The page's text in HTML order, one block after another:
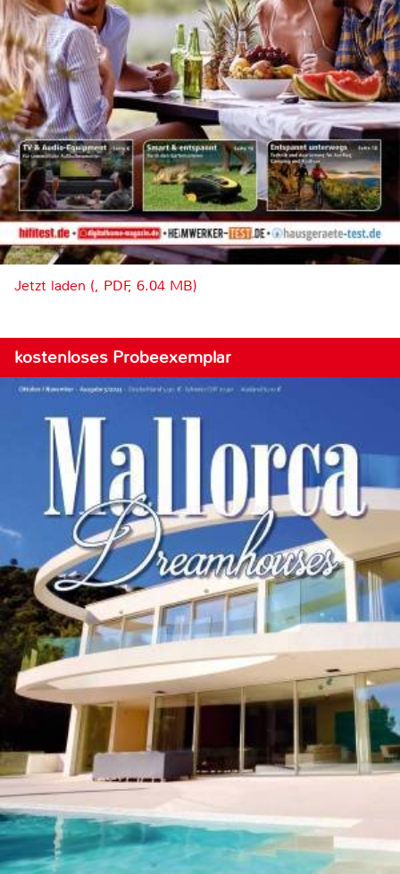
Jetzt laden (, PDF, 6.04 MB)
kostenloses Probeexemplar